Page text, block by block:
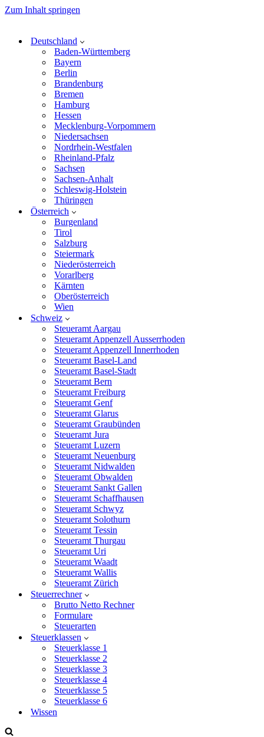
Zum Inhalt springen
Deutschland
Baden-Württemberg
Bayern
Berlin
Brandenburg
Bremen
Hamburg
Hessen
Mecklenburg-Vorpommern
Niedersachsen
Nordrhein-Westfalen
Rheinland-Pfalz
Sachsen
Sachsen-Anhalt
Schleswig-Holstein
Thüringen
Österreich
Burgenland
Tirol
Salzburg
Steiermark
Niederösterreich
Vorarlberg
Kärnten
Oberösterreich
Wien
Schweiz
Steueramt Aargau
Steueramt Appenzell Ausserrhoden
Steueramt Appenzell Innerrhoden
Steueramt Basel-Land
Steueramt Basel-Stadt
Steueramt Bern
Steueramt Freiburg
Steueramt Genf
Steueramt Glarus
Steueramt Graubünden
Steueramt Jura
Steueramt Luzern
Steueramt Neuenburg
Steueramt Nidwalden
Steueramt Obwalden
Steueramt Sankt Gallen
Steueramt Schaffhausen
Steueramt Schwyz
Steueramt Solothurn
Steueramt Tessin
Steueramt Thurgau
Steueramt Uri
Steueramt Waadt
Steueramt Wallis
Steueramt Zürich
Steuerrechner
Brutto Netto Rechner
Formulare
Steuerarten
Steuerklassen
Steuerklasse 1
Steuerklasse 2
Steuerklasse 3
Steuerklasse 4
Steuerklasse 5
Steuerklasse 6
Wissen